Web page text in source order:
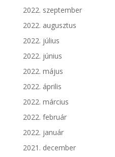
2022. szeptember
2022. augusztus
2022. július
2022. június
2022. május
2022. április
2022. március
2022. február
2022. január
2021. december